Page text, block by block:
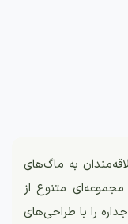
به ماگ‌های
متنوع از
را با طراحی‌های